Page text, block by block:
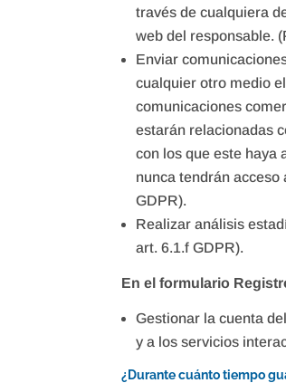
través de cualquiera
web del responsable.
Enviar
cualquier otro medio
comunicaciones
estarán relacionadas
con los que este haya
nunca tendrán acceso
GDPR).
Realizar análisis
art. 6.1.f GDPR).
En el formulario
Gestionar la cuenta
y a los servicios
¿Durante cuánto tiempo